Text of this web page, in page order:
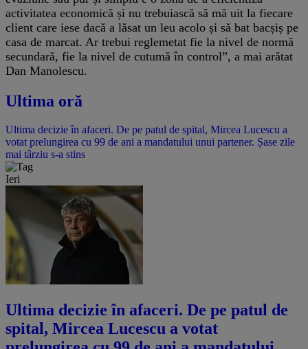
activitatea economică și nu trebuiască să mă uit la fiecare
client care iese dacă a lăsat un leu acolo și să bat bacșiș pe
casa de marcat. Ar trebui reglemetat fie la nivel de normă
secundară, fie la nivel de cutumă în control”, a mai arătat
Dan Manolescu.
Ultima oră
Ultima decizie în afaceri. De pe patul de spital, Mircea Lucescu a
votat prelungirea cu 99 de ani a mandatului unui partener. Șase zile
mai târziu s-a stins
Ieri
Ultima decizie în afaceri. De pe patul de
spital, Mircea Lucescu a votat